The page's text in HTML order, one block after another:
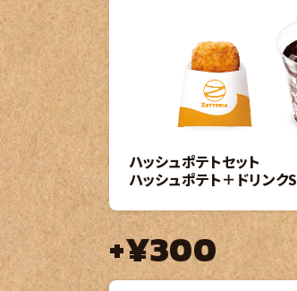
ハッシュポテトセット
ハッシュポテト＋ドリンクS
+¥300